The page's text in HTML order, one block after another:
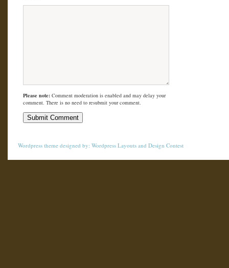
Please note: Comment moderation is enabled and may delay your
comment. There is no need to resubmit your comment.
Wordpress theme designed by: Wordpress Layouts and Design Contest